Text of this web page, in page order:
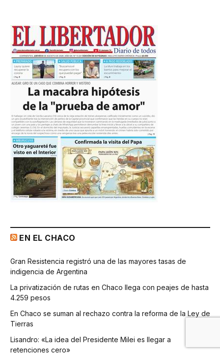
EN EL CHACO
Gran Resistencia registró una de las mayores tasas de
indigencia de Argentina
La privatización de rutas en Chaco llega con peajes de hasta
4.259 pesos
En Chaco se suman al rechazo contra la reforma de la Ley de
Tierras
Lisandro: «La idea del Presidente Milei es llegar a
retenciones cero»